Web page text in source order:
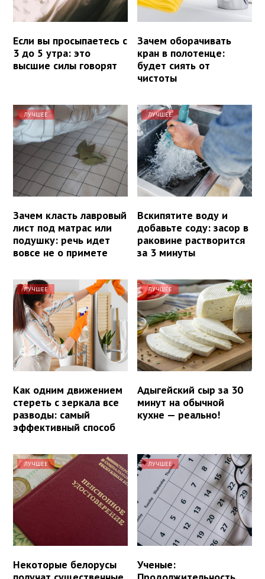
Если вы просыпаетесь с
3 до 5 утра: это
высшие силы говорят
Зачем оборачивать
кран в полотенце:
будет сиять от
чистоты
ЛУЧШЕЕ
Зачем класть лавровый
лист под матрас или
подушку: речь идет
вовсе не о примете
ЛУЧШЕЕ
Вскипятите воду и
добавьте соду: засор в
раковине растворится
за 3 минуты
ЛУЧШЕЕ
Как одним движением
стереть с зеркала все
разводы: самый
эффективный способ
ЛУЧШЕЕ
Адыгейский сыр за 30
минут на обычной
кухне — реально!
ЛУЧШЕЕ
Некоторые белорусы
ЛУЧШЕЕ
Ученые: